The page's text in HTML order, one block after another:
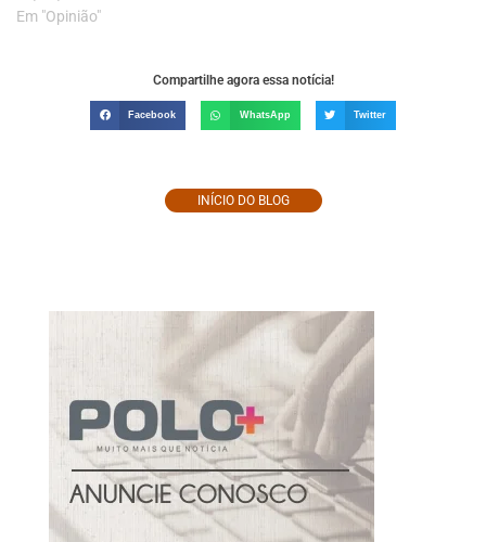
Em "Opinião"
Compartilhe agora essa notícia!
Facebook WhatsApp Twitter
INÍCIO DO BLOG